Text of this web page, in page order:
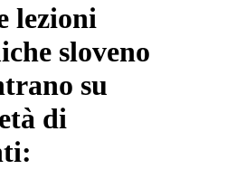
lezioni
sloveno
su
di